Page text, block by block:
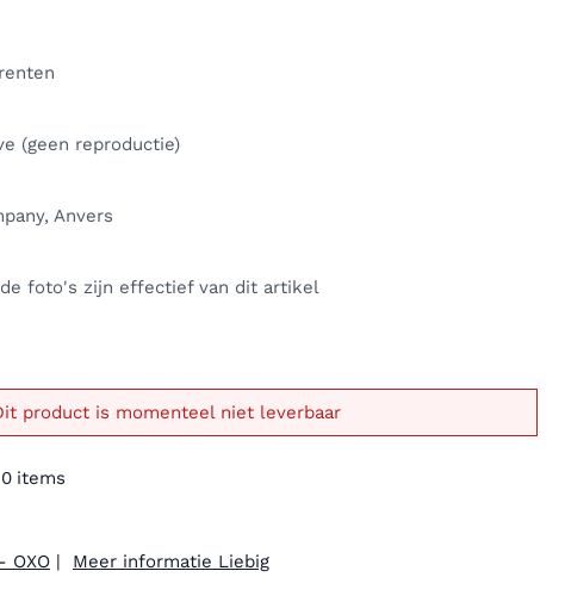
(geen reproductie)
Anvers
foto's zijn effectief van dit artikel
product is momenteel niet leverbaar
0 items
OXO| Meer informatie Liebig